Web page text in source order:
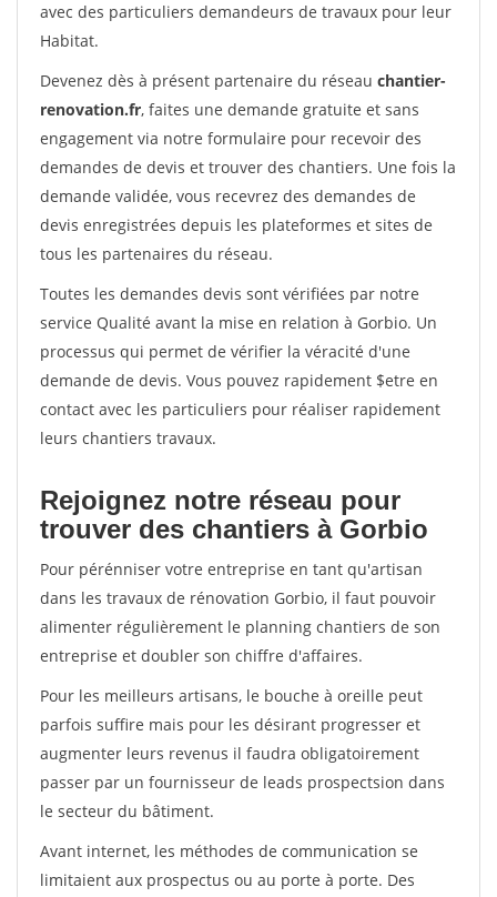
avec des particuliers demandeurs de travaux pour leur
Habitat.
Devenez dès à présent partenaire du réseau chantier-
renovation.fr, faites une demande gratuite et sans
engagement via notre formulaire pour recevoir des
demandes de devis et trouver des chantiers. Une fois la
demande validée, vous recevrez des demandes de
devis enregistrées depuis les plateformes et sites de
tous les partenaires du réseau.
Toutes les demandes devis sont vérifiées par notre
service Qualité avant la mise en relation à Gorbio. Un
processus qui permet de vérifier la véracité d'une
demande de devis. Vous pouvez rapidement $etre en
contact avec les particuliers pour réaliser rapidement
leurs chantiers travaux.
Rejoignez notre réseau pour
trouver des chantiers à Gorbio
Pour pérénniser votre entreprise en tant qu'artisan
dans les travaux de rénovation Gorbio, il faut pouvoir
alimenter régulièrement le planning chantiers de son
entreprise et doubler son chiffre d'affaires.
Pour les meilleurs artisans, le bouche à oreille peut
parfois suffire mais pour les désirant progresser et
augmenter leurs revenus il faudra obligatoirement
passer par un fournisseur de leads prospectsion dans
le secteur du bâtiment.
Avant internet, les méthodes de communication se
limitaient aux prospectus ou au porte à porte. Des